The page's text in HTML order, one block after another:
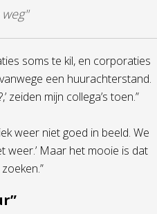
soms te kil, en corporaties
een huurachterstand.
zeiden mijn collega’s toen.”
weer niet goed in beeld. We
weer.’ Maar het mooie is dat